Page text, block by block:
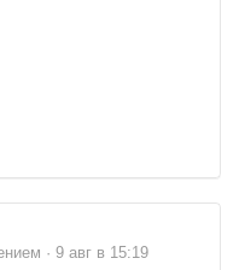
· 9 авг в 15:19